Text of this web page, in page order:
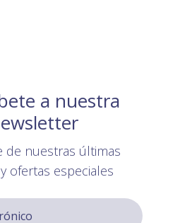
a nuestra
de nuestras últimas
ofertas especiales